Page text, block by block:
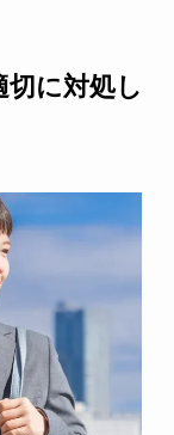
に対処し